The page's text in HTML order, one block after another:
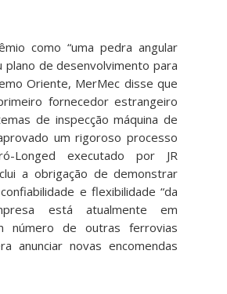
como “uma pedra angular
plano de desenvolvimento para
Oriente, MerMec disse que
fornecedor estrangeiro
de inspecção máquina de
um rigoroso processo
Longed executado por JR
a obrigação de demonstrar
e flexibilidade “da
está atualmente em
número de outras ferrovias
anunciar novas encomendas